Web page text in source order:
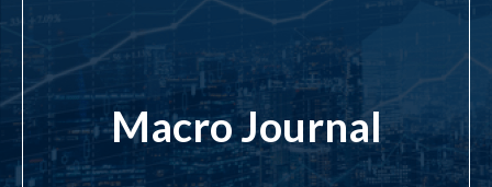
Macro Journal